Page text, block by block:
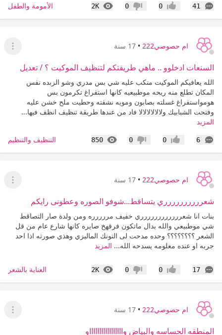
41
التعليقات إعجاب0 عدم إعجاب
0
2K
المشاهدات الأمومة والطفل
ام حصوصي222 • 17 سنة
عرض
السنعات ادخلوو .. ماهي طريقتكم لتنظيف الموكيت ؟ / تعديل
الله يعافيكم الموكيت منكب عليه شي بس مدري وشو الزبده نفس
المكان تطلع منه ريحه موطبيعيه كانها استفراغ تكرمون بس
هومواستفراغ غسلته بصابون ومويه نشفته وحطيت ملح خشن عليه
وفتحت الشبابيك ولالالالالالا فاد من عندها طريقة تنظيف انظف فيها...
المزيد
6
التعليقات إعجاب0 عدم إعجاب
0
850
المشاهدات التنظيف والتنظيم
ام حصوصي222 • 17 سنة
عرض
شعرررررررررري يتساقط...شوفو الصوره وعطونى رايكم
بنات انا شعرررررررررررري خفيف مررررره ومن ولدة صار التصاقط
شي موطبيعي والله بدال ماتكون فرقهخ صايره كانها شارع عام من قل
الشعر ؟؟؟؟؟؟؟؟ وحده مدحت لى التونك الماليزي وهذي صورته اذا احد
جربه او عنده معلومه يسدحه الله... المزيد
17
التعليقات إعجاب0 عدم إعجاب
0
2K
المشاهدات العناية بالشعر
ام حصوصي222 • 17 سنة
عرض
المنطقه الحساسه والبياض واااااااااااااااااو